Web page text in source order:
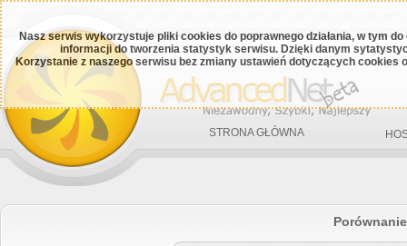
Nasz serwis wykorzystuje pliki cookies do poprawnego działania, w tym
informacji do tworzenia statystyk serwisu. Dzięki danym
Korzystanie z naszego serwisu bez zmiany ustawień dotyczących cookies
STRONA GŁÓWNA